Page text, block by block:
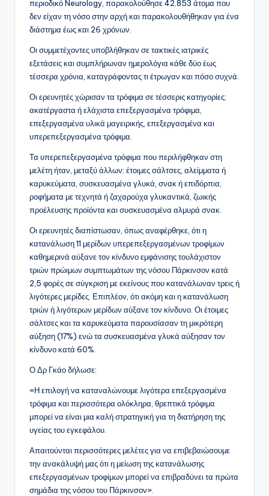
περιοδικό Neurology, παρακολούθησε 42.853 άτομα που
δεν είχαν τη νόσο στην αρχή και παρακολουθήθηκαν για ένα
διάστημα έως και 26 χρόνων.
Οι συμμετέχοντες υποβλήθηκαν σε τακτικές ιατρικές
εξετάσεις και συμπλήρωναν ημερολόγια κάθε δύο έως
τέσσερα χρόνια, καταγράφοντας τι έτρωγαν και πόσο συχνά.
Οι ερευνητές χώρισαν τα τρόφιμα σε τέσσερις κατηγορίες:
ακατέργαστα ή ελάχιστα επεξεργασμένα τρόφιμα,
επεξεργασμένα υλικά μαγειρικής, επεξεργασμένα και
υπερεπεξεργασμένα τρόφιμα.
Τα υπερεπεξεργασμένα τρόφιμα που περιλήφθηκαν στη
μελέτη ήταν, μεταξύ άλλων: έτοιμες σάλτσες, αλείμματα ή
καρυκεύματα, συσκευασμένα γλυκά, σνακ ή επιδόρπια,
ροφήματα με τεχνητά ή ζαχαρούχα γλυκαντικά, ζωικής
προέλευσης προϊόντα και συσκευασμένα αλμυρά σνακ.
Οι ερευνητές διαπίστωσαν, όπως αναφέρθηκε, ότι η
κατανάλωση 11 μερίδων υπερεπεξεργασμένων τροφίμων
καθημερινά αύξανε τον κίνδυνο εμφάνισης τουλάχιστον
τριών πρώιμων συμπτωμάτων της νόσου Πάρκινσον κατά
2,5 φορές σε σύγκριση με εκείνους που κατανάλωναν τρεις ή
λιγότερες μερίδες. Επιπλέον, ότι ακόμη και η κατανάλωση
τριών ή λιγότερων μερίδων αύξανε τον κίνδυνο. Οι έτοιμες
σάλτσες και τα καρυκεύματα παρουσίασαν τη μικρότερη
αύξηση (17%) ενώ τα συσκευασμένα γλυκά αύξησαν τον
κίνδυνο κατά 60%.
Ο Δρ Γκάο δήλωσε:
«Η επιλογή να καταναλώνουμε λιγότερα επεξεργασμένα
τρόφιμα και περισσότερα ολόκληρα, θρεπτικά τρόφιμα
μπορεί να είναι μια καλή στρατηγική για τη διατήρηση της
υγείας του εγκεφάλου.
Απαιτούνται περισσότερες μελέτες για να επιβεβαιώσουμε
την ανακάλυψή μας ότι η μείωση της κατανάλωσης
επεξεργασμένων τροφίμων μπορεί να επιβραδύνει τα πρώτα
σημάδια της νόσου του Πάρκινσον».